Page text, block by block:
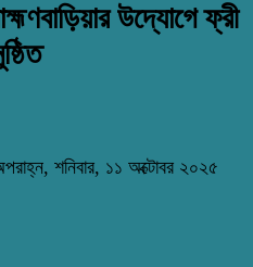
‌উদ্যোগে ফ্রী
শনিবার, ১১ অক্টোবর ২০২৫